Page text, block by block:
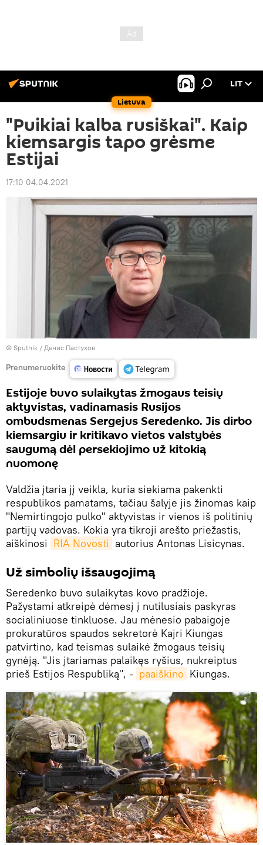
Lietuva
LIT
"Puikiai kalba rusiškai". Kaip
kiemsargis tapo grėsme
Estijai
17:10 04.04.2021
© Sputnik / Денис Пастухов
Prenumeruokite
Estijoje buvo sulaikytas žmogaus teisių
aktyvistas, vadinamasis Rusijos
ombudsmenas Sergejus Seredenko. Jis dirbo
kiemsargiu ir kritikavo vietos valstybės
saugumą dėl persekiojimo už kitokią
nuomonę
Valdžia įtaria jį veikla, kuria siekiama pakenkti
respublikos pamatams, tačiau šalyje jis žinomas kaip
"Nemirtingojo pulko" aktyvistas ir vienos iš politinių
partijų vadovas. Kokia yra tikroji arešto priežastis,
aiškinosi RIA Novosti autorius Antonas Lisicynas.
Už simbolių išsaugojimą
Seredenko buvo sulaikytas kovo pradžioje.
Pažystami atkreipė dėmesį į nutilusiais paskyras
socialiniuose tinkluose. Jau mėnesio pabaigoje
prokuratūros spaudos sekretorė Kajri Kiungas
patvirtino, kad teismas sulaikė žmogaus teisių
gynėją. "Jis įtariamas palaikęs ryšius, nukreiptus
prieš Estijos Respubliką", - paaiškino Kiungas.